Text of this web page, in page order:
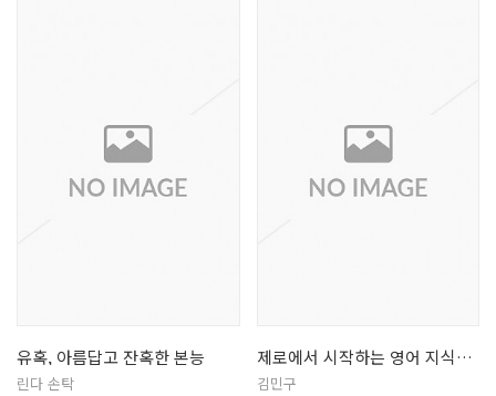
유혹, 아름답고 잔혹한 본능
린다 손탁
제로에서 시작하는 영어 지식의 힘
김민구